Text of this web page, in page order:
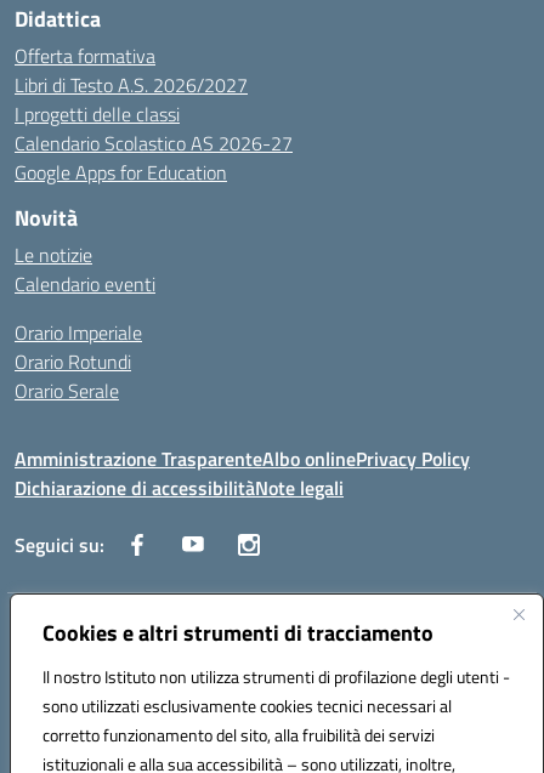
Cookies e altri strumenti di tracciamento
Il nostro Istituto non utilizza strumenti di profilazione degli utenti -
sono utilizzati esclusivamente cookies tecnici necessari al
corretto funzionamento del sito, alla fruibilità dei servizi
istituzionali e alla sua accessibilità – sono utilizzati, inoltre,
Didattica
Offerta formativa
Libri di Testo A.S. 2026/2027
I progetti delle classi
Calendario Scolastico AS 2026-27
Google Apps for Education
Novità
Le notizie
Calendario eventi
Orario Imperiale
Orario Rotundi
Orario Serale
Amministrazione TrasparenteAlbo onlinePrivacy Policy
Dichiarazione di accessibilitàNote legali
Seguici su:
Indirizzo:Via Generale Francesco Rotundi 4, 71121 Foggia (FG)
Posta elettronica certificata (PEC):fgtf13000c@pec.istruzione.it
Codice fiscale: 94090750715
Codice meccanografico: FGTF13000C